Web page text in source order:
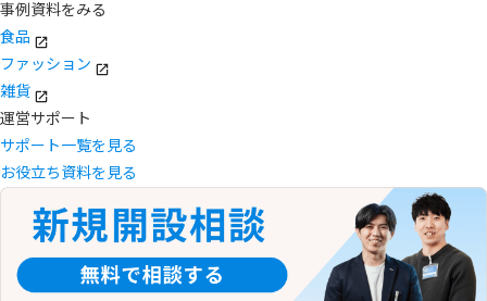
事例資料をみる
食品
ファッション
雑貨
運営サポート
サポート一覧を見る
お役立ち資料を見る